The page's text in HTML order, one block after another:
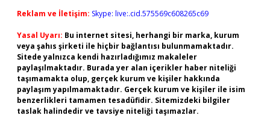
Reklam ve İletişim: Skype: live:.cid.575569c608265c69
Yasal Uyarı: Bu internet sitesi, herhangi bir marka, kurum
veya şahıs şirketi ile hiçbir bağlantısı bulunmamaktadır.
Sitede yalnızca kendi hazırladığımız makaleler
paylaşılmaktadır. Burada yer alan içerikler haber niteliği
taşımamakta olup, gerçek kurum ve kişiler hakkında
paylaşım yapılmamaktadır. Gerçek kurum ve kişiler ile isim
benzerlikleri tamamen tesadüfidir. Sitemizdeki bilgiler
taslak halindedir ve tavsiye niteliği taşımazlar.